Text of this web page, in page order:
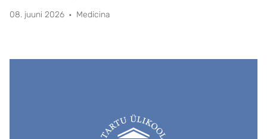
08. juuni 2026 Medicina